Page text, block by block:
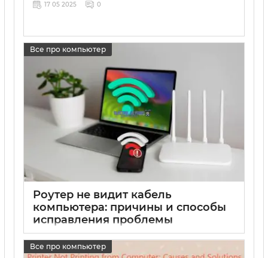
17 05 2025 0
Все про компьютер
Роутер не видит кабель
компьютера: причины и способы
исправления проблемы
Все про компьютер